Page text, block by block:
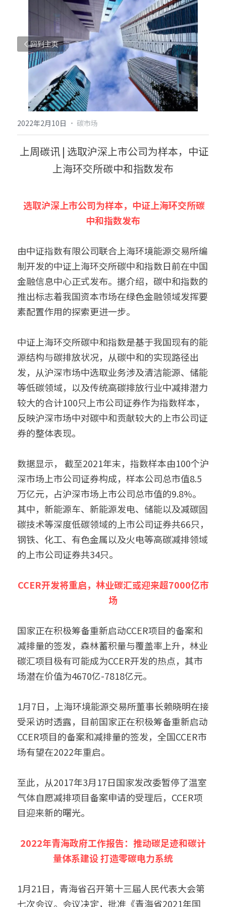
回到主页
2022年2月10日 · 碳市场
上周碳讯 | 选取沪深上市公司为样本，中证
上海环交所碳中和指数发布
选取沪深上市公司为样本，中证上海环交所碳
中和指数发布
由中证指数有限公司联合上海环境能源交易所编
制开发的中证上海环交所碳中和指数日前在中国
金融信息中心正式发布。据介绍，碳中和指数的
推出标志着我国资本市场在绿色金融领域发挥要
素配置作用的探索更进一步。
中证上海环交所碳中和指数是基于我国现有的能
源结构与碳排放状况，从碳中和的实现路径出
发，从沪深市场中选取业务涉及清洁能源、储能
等低碳领域，以及传统高碳排放行业中减排潜力
较大的合计100只上市公司证券作为指数样本，
反映沪深市场中对碳中和贡献较大的上市公司证
券的整体表现。
数据显示， 截至2021年末，指数样本由100个沪
深市场上市公司证券构成，样本公司总市值8.5
万亿元，占沪深市场上市公司总市值的9.8%。
其中，新能源车、新能源发电、储能以及减碳固
碳技术等深度低碳领域的上市公司证券共66只，
钢铁、化工、有色金属以及火电等高碳减排领域
的上市公司证券共34只。
CCER开发将重启，林业碳汇或迎来超7000亿市
场
国家正在积极筹备重新启动CCER项目的备案和
减排量的签发，森林蓄积量与覆盖率上升，林业
碳汇项目极有可能成为CCER开发的热点，其市
场潜在价值为4670亿-7818亿元。
1月7日，上海环境能源交易所董事长赖晓明在接
受采访时透露，目前国家正在积极筹备重新启动
CCER项目的备案和减排量的签发，全国CCER市
场有望在2022年重启。
至此，从2017年3月17日国家发改委暂停了温室
气体自愿减排项目备案申请的受理后，CCER项
目迎来新的曙光。
2022年青海政府工作报告：推动碳足迹和碳计
量体系建设 打造零碳电力系统
1月21日，青海省召开第十三届人民代表大会第
七次会议。会议决定，批准《青海省2021年国